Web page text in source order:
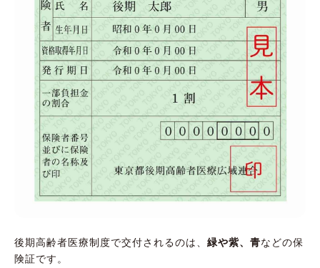
後期高齢者医療制度で交付されるのは、 緑や紫、青などの保
険証です。